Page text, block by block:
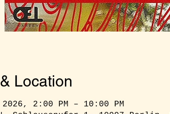
Location
2:00 PM – 10:00 PM